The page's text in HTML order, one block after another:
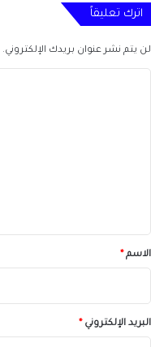
اترك تعليقاً
لن يتم نشر عنوان بريدك الإلكتروني.
*الاسم*
البريد الإلكتروني*